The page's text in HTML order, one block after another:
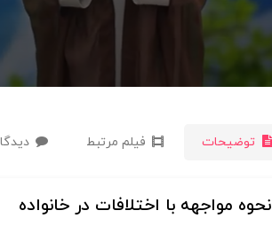
توضیحات فیلم مرتبط
نحوه مواجهه با اختلافات در خانواده